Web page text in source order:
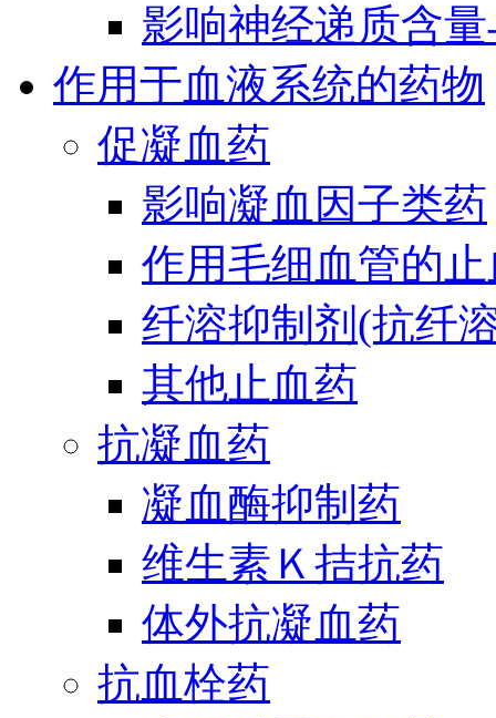
影响神经递质含
作用于血液系统的药物
促凝血药
影响凝血因子类药
作用毛细血管的
纤溶抑制剂(抗纤
其他止血药
抗凝血药
凝血酶抑制药
维生素Ｋ拮抗药
体外抗凝血药
抗血栓药